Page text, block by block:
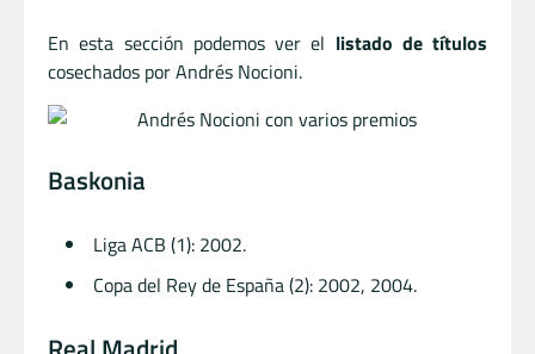
En esta sección podemos ver el listado de títulos
cosechados por Andrés Nocioni.
Baskonia
Liga ACB (1): 2002.
Copa del Rey de España (2): 2002, 2004.